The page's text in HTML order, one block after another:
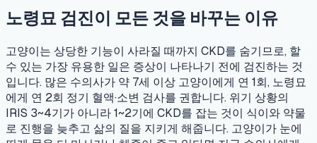
노령묘 검진이 모든 것을 바꾸는 이유
고양이는 상당한 기능이 사라질 때까지 CKD를 숨기므로, 할
수 있는 가장 유용한 일은 증상이 나타나기 전에 검진하는 것
입니다. 많은 수의사가 약 7세 이상 고양이에게 연 1회, 노령묘
에게 연 2회 정기 혈액·소변 검사를 권합니다. 위기 상황의
IRIS 3~4기가 아니라 1~2기에 CKD를 잡는 것이 식이와 약물
로 진행을 늦추고 삶의 질을 지키게 해줍니다. 고양이가 눈에